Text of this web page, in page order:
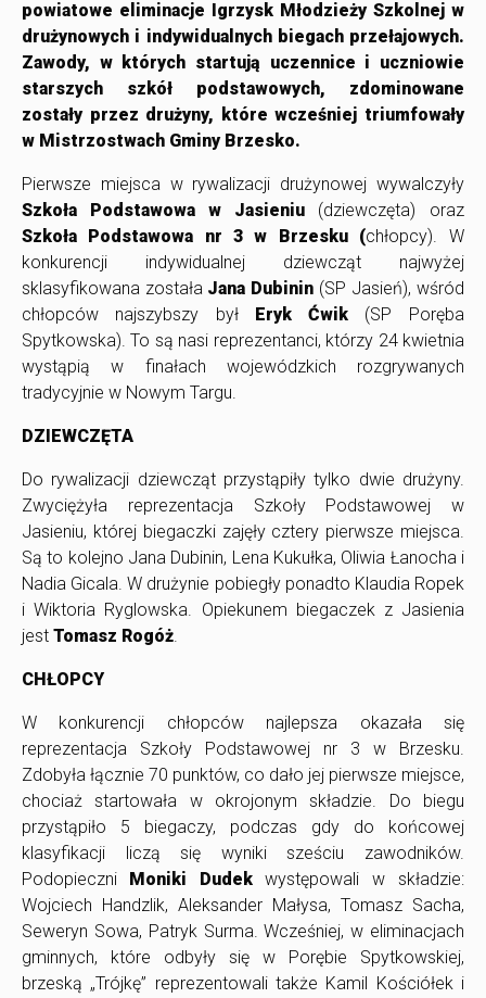
powiatowe eliminacje Igrzysk Młodzieży Szkolnej w
drużynowych i indywidualnych biegach przełajowych.
Zawody, w których startują uczennice i uczniowie
starszych szkół podstawowych, zdominowane
zostały przez drużyny, które wcześniej triumfowały
w Mistrzostwach Gminy Brzesko.
Pierwsze miejsca w rywalizacji drużynowej wywalczyły
Szkoła Podstawowa w Jasieniu (dziewczęta) oraz
Szkoła Podstawowa nr 3 w Brzesku (chłopcy). W
konkurencji indywidualnej dziewcząt najwyżej
sklasyfikowana została Jana Dubinin (SP Jasień), wśród
chłopców najszybszy był Eryk Ćwik (SP Poręba
Spytkowska). To są nasi reprezentanci, którzy 24 kwietnia
wystąpią w finałach wojewódzkich rozgrywanych
tradycyjnie w Nowym Targu.
DZIEWCZĘTA
Do rywalizacji dziewcząt przystąpiły tylko dwie drużyny.
Zwyciężyła reprezentacja Szkoły Podstawowej w
Jasieniu, której biegaczki zajęły cztery pierwsze miejsca.
Są to kolejno Jana Dubinin, Lena Kukułka, Oliwia Łanocha i
Nadia Gicala. W drużynie pobiegły ponadto Klaudia Ropek
i Wiktoria Ryglowska. Opiekunem biegaczek z Jasienia
jest Tomasz Rogóż.
CHŁOPCY
W konkurencji chłopców najlepsza okazała się
reprezentacja Szkoły Podstawowej nr 3 w Brzesku.
Zdobyła łącznie 70 punktów, co dało jej pierwsze miejsce,
chociaż startowała w okrojonym składzie. Do biegu
przystąpiło 5 biegaczy, podczas gdy do końcowej
klasyfikacji liczą się wyniki sześciu zawodników.
Podopieczni Moniki Dudek występowali w składzie:
Wojciech Handzlik, Aleksander Małysa, Tomasz Sacha,
Seweryn Sowa, Patryk Surma. Wcześniej, w eliminacjach
gminnych, które odbyły się w Porębie Spytkowskiej,
brzeską „Trójkę” reprezentowali także Kamil Kościółek i